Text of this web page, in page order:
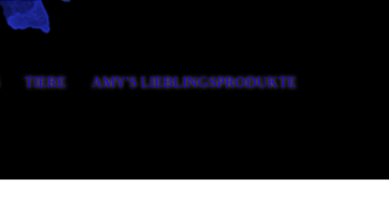
TIERE AMY'S LIEBLINGSPRODUKTE